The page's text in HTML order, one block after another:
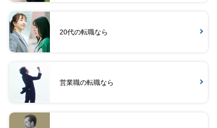
20代の転職なら
営業職の転職なら